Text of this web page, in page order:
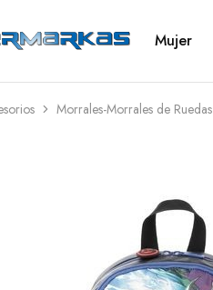
Mujer
Morrales-Morrales de Ruedas